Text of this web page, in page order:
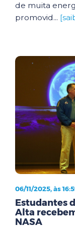
de muita
promovid...
06/11/2025, às
Estudantes
Alta
NASA